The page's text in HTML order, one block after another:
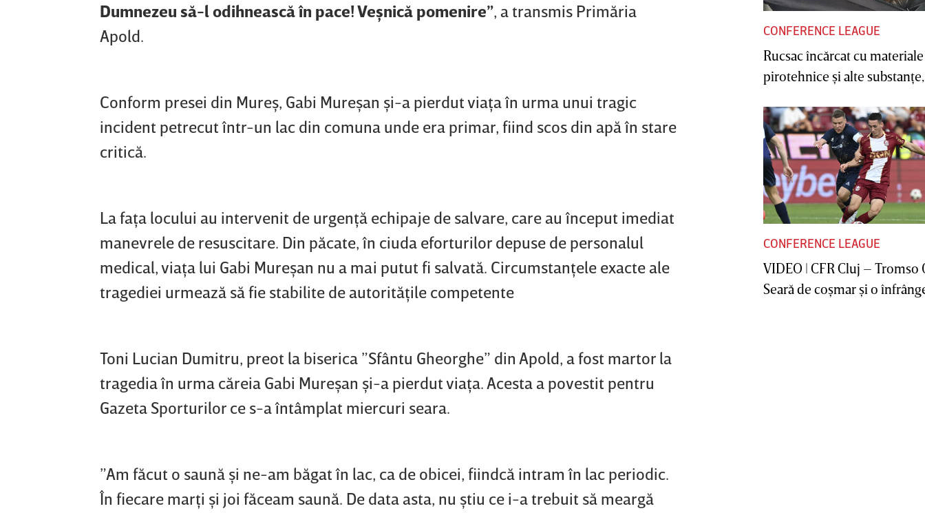
Dumnezeu să-l odihnească în pace! Veşnică pomenire”, a transmis Primăria
Apold.
Conform presei din Mureş, Gabi Mureşan şi-a pierdut viaţa în urma unui tragic
incident petrecut într-un lac din comuna unde era primar, fiind scos din apă în stare
critică.
La faţa locului au intervenit de urgenţă echipaje de salvare, care au început imediat
manevrele de resuscitare. Din păcate, în ciuda eforturilor depuse de personalul
medical, viaţa lui Gabi Mureşan nu a mai putut fi salvată. Circumstanţele exacte ale
tragediei urmează să fie stabilite de autorităţile competente
Toni Lucian Dumitru, preot la biserica ”Sfântu Gheorghe” din Apold, a fost martor la
tragedia în urma căreia Gabi Mureşan şi-a pierdut viaţa. Acesta a povestit pentru
Gazeta Sporturilor ce s-a întâmplat miercuri seara.
”Am făcut o saună şi ne-am băgat în lac, ca de obicei, fiindcă intram în lac periodic.
În fiecare marţi şi joi făceam saună. De data asta, nu ştiu ce i-a trebuit să meargă
CONFERENCE LEAGUE
Rucsac încărcat cu materiale
pirotehnice şi alte substanţe,
CONFERENCE LEAGUE
VIDEO | CFR Cluj – Tromso
Seară de coşmar şi o